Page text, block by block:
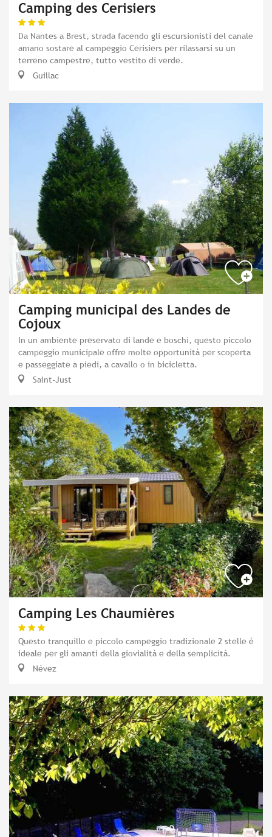
Camping des Cerisiers
Da Nantes a Brest, strada facendo gli escursionisti del canale
amano sostare al campeggio Cerisiers per rilassarsi su un
terreno campestre, tutto vestito di verde.
Guillac
Camping municipal des Landes de
Cojoux
In un ambiente preservato di lande e boschi, questo piccolo
campeggio municipale offre molte opportunità per scoperta
e passeggiate a piedi, a cavallo o in bicicletta.
Saint-Just
Camping Les Chaumières
Questo tranquillo e piccolo campeggio tradizionale 2 stelle è
ideale per gli amanti della giovialità e della semplicità.
Névez